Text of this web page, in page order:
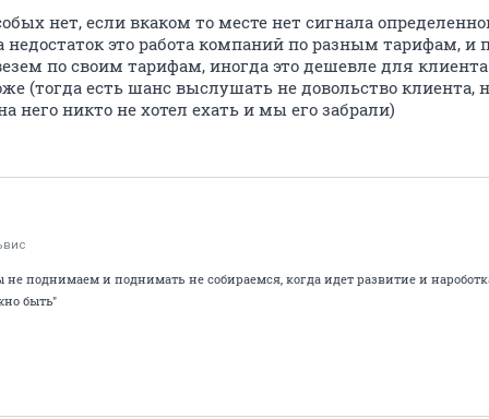
нет, если вкаком то месте нет сигнала
недостаток это работа компаний по разным тарифам, и
по своим тарифам, иногда это дешевле для
(тогда есть шанс выслушать не довольство клиента,
него никто не хотел ехать и мы его забрали)
поднимаем и поднимать не собираемся, когда идет развитие и
быть"